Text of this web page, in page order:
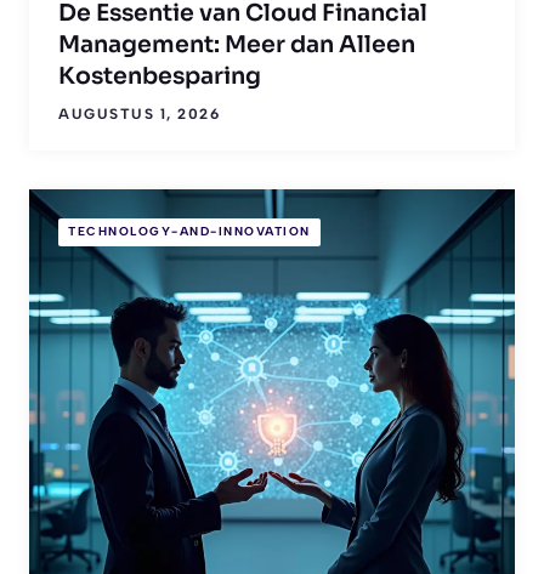
De Essentie van Cloud Financial
Management: Meer dan Alleen
Kostenbesparing
AUGUSTUS 1, 2026
TECHNOLOGY-AND-INNOVATION